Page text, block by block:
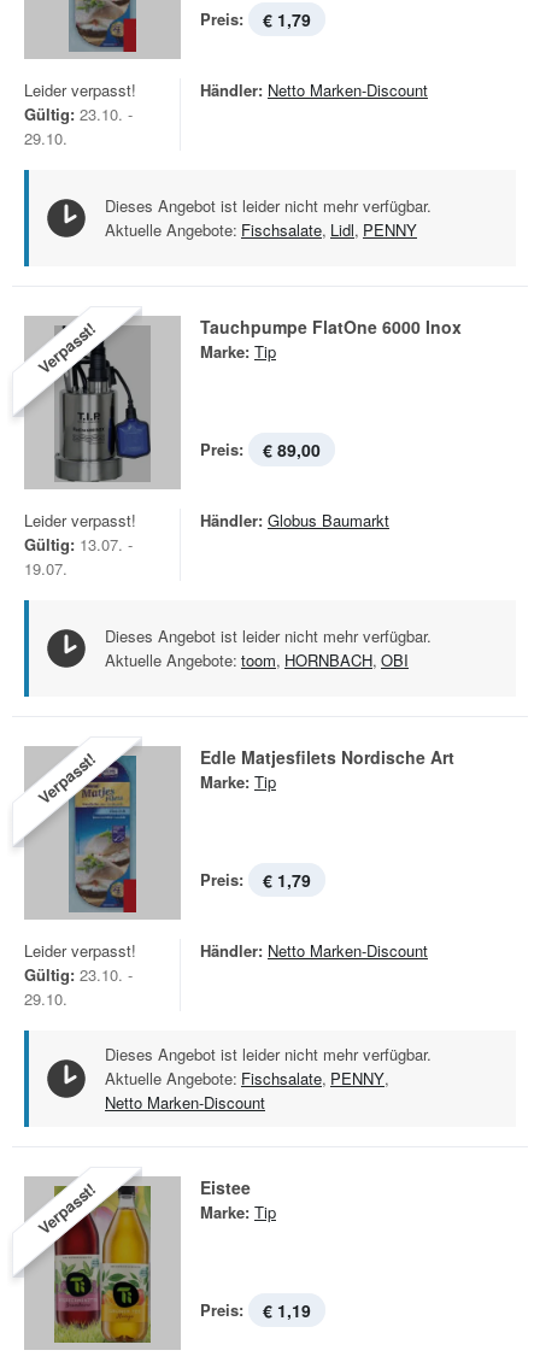
Preis: € 1,79
Leider verpasst!
Gültig: 23.10. -
29.10.
Händler: Netto Marken-Discount
Dieses Angebot ist leider nicht mehr verfügbar.
Aktuelle Angebote: Fischsalate, Lidl, PENNY
Verpasst! Tauchpumpe FlatOne 6000 Inox
Marke: Tip
Preis: € 89,00
Leider verpasst!
Gültig: 13.07. -
19.07.
Händler: Globus Baumarkt
Dieses Angebot ist leider nicht mehr verfügbar.
Aktuelle Angebote: toom, HORNBACH, OBI
Verpasst! Edle Matjesfilets Nordische Art
Marke: Tip
Preis: € 1,79
Leider verpasst!
Gültig: 23.10. -
29.10.
Händler: Netto Marken-Discount
Dieses Angebot ist leider nicht mehr verfügbar.
Aktuelle Angebote: Fischsalate, PENNY,
Netto Marken-Discount
Verpasst! Eistee
Marke: Tip
Preis: € 1,19